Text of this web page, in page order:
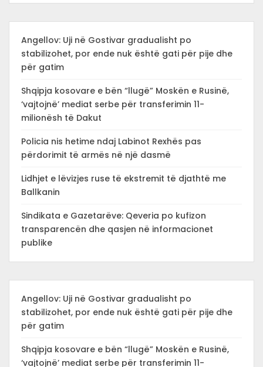
Angellov: Uji në Gostivar gradualisht po
stabilizohet, por ende nuk është gati për pije dhe
për gatim
Shqipja kosovare e bën “llugë” Moskën e Rusinë,
‘vajtojnë’ mediat serbe për transferimin 11-
milionësh të Dakut
Policia nis hetime ndaj Labinot Rexhës pas
përdorimit të armës në një dasmë
Lidhjet e lëvizjes ruse të ekstremit të djathtë me
Ballkanin
Sindikata e Gazetarëve: Qeveria po kufizon
transparencën dhe qasjen në informacionet
publike
Angellov: Uji në Gostivar gradualisht po
stabilizohet, por ende nuk është gati për pije dhe
për gatim
Shqipja kosovare e bën “llugë” Moskën e Rusinë,
‘vajtojnë’ mediat serbe për transferimin 11-